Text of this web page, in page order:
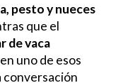
pesto y nueces
que el
de vaca
uno de esos
conversación